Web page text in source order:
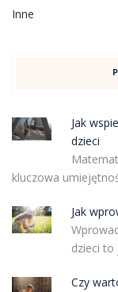
Inne
Jak
dzieci
kluczowa
Jak
dzieci
Czy